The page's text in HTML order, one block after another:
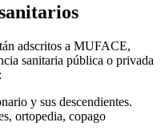
adscritos a MUFACE,
sanitaria pública o privada
y sus descendientes.
ortopedia, copago